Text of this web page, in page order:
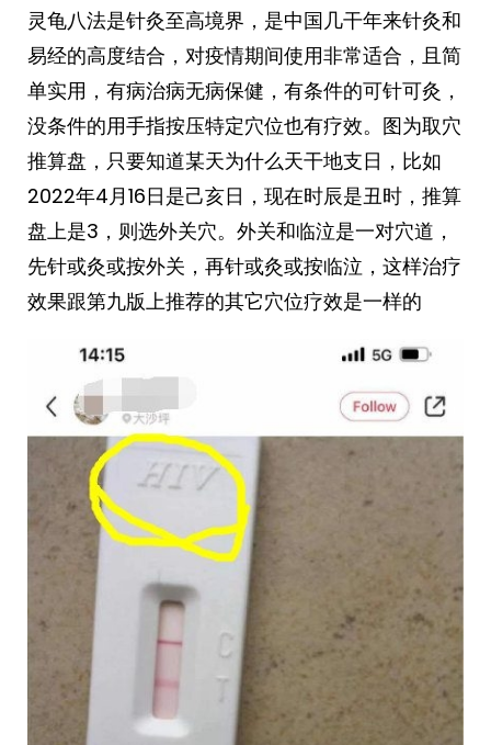
灵龟八法是针灸至高境界，是中国几干年来针灸和
易经的高度结合，对疫情期间使用非常适合，且简
单实用，有病治病无病保健，有条件的可针可灸，
没条件的用手指按压特定穴位也有疗效。图为取穴
推算盘，只要知道某天为什么天干地支日，比如
2022年4月16日是己亥日，现在时辰是丑时，推算
盘上是3，则选外关穴。外关和临泣是一对穴道，
先针或灸或按外关，再针或灸或按临泣，这样治疗
效果跟第九版上推荐的其它穴位疗效是一样的